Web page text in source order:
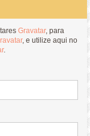
Gravatar, para
, e utilize aqui no
.